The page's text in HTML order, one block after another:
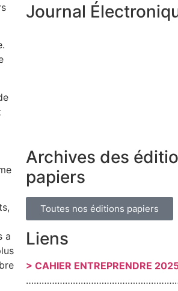
a
Journal
Archives des
papiers
Toutes nos éditions papiers
Liens
> CAHIER ENTREPRENDRE